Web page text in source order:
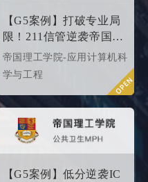
【G5案例】打破专业局
限！211信管逆袭帝国理
工G5硬核计算机专业
帝国理工学院-应用计算机科
学与工程
【G5案例】低分逆袭IC